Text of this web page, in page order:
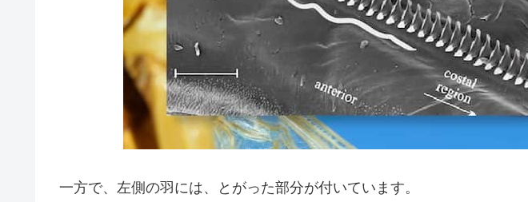
一方で、左側の羽には、とがった部分が付いています。